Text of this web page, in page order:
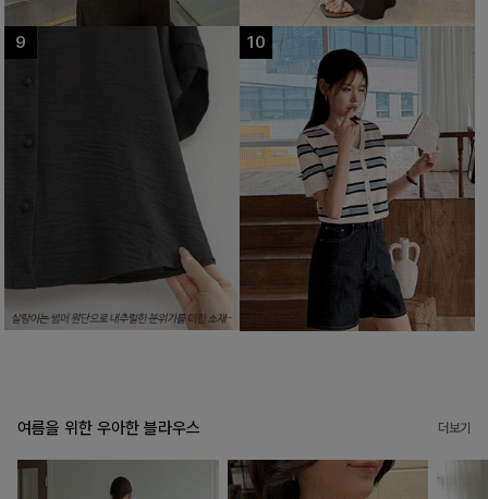
여름을 위한 우아한 블라우스 더보기